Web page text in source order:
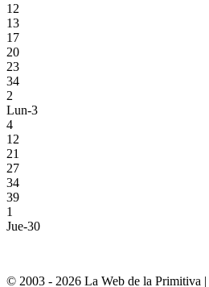
12
13
17
20
23
34
2
Lun-3
4
12
21
27
34
39
1
Jue-30
© 2003 - 2026 La Web de la Primitiva |